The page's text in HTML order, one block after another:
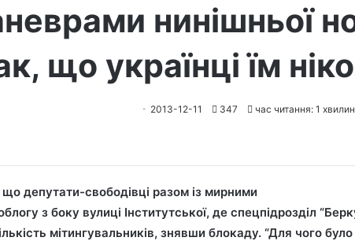
нинішньої
що українці їм
2013-12-11 347 час читання: 1
що депутати-свободівці разом із мирними
з боку вулиці Інститутської, де спецпідрозділ
мітингувальників, знявши блокаду. “Для чого було